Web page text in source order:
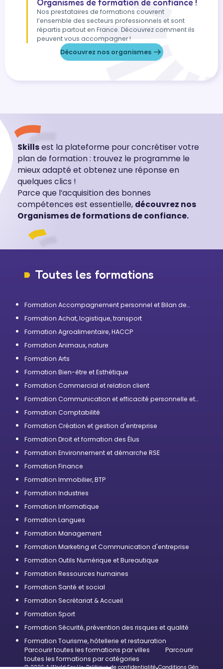
Organismes de formation de confiance !
Nos prestataires de formations couvrent
l’ensemble des secteurs professionnels et sont
répartis partout en France. Découvrez comment ils
peuvent vous accompagner !
Découvrez nos organismes
Skillsest la plateforme pour concrétiser votre
plan de formation : trouvez le programme le
mieux adapté et obtenez une réponse en
quelques clics !
Parce que l’acquisition des bonnes
compétences est essentielle, découvrez nos
Organismes de formations de confiance.
Toutes les formations
Formation Accompagnement personnel et Bilan de
Formation Achat, logistique, transport
Formation Agroalimentaire, HACCP
Formation Animaux, nature
Formation Arts
Formation Bien-être et Esthétique
Formation Commercial et relation client
Formation Communication et efficacité personnelle et
Formation Comptabilité
Formation Création et gestion d'entreprise
Formation Droit et formation des Élus
Formation Environnement et démarche RSE
Formation Finance
Formation Immobilier, BTP
Formation Industries
Formation Informatique
Formation Langues
Formation Management
Formation Marketing et Communication d'entreprise
Formation Outils Numérique et Bureautique
Formation Ressources humaines
Formation Santé et social
Formation Secrétariat & Accueil
Formation Sport
Formation Sécurité, prévention des risques et qualité
Formation Tourisme, hôtellerie et restauration
Parcourir toutes les formations par villes
Parcourir
toutes les formations par catégories
© 2026 A World For Us Politique de confidentialité Conditions Générales